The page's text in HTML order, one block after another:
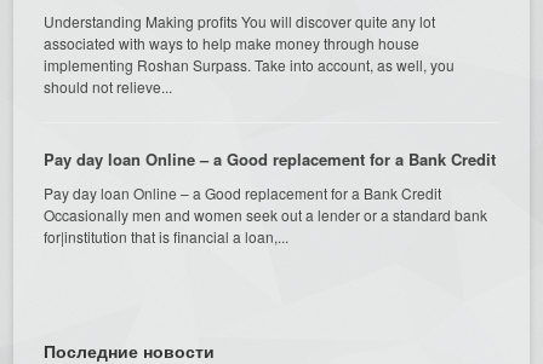
Understanding Making profits You will discover quite any lot
associated with ways to help make money through house
implementing Roshan Surpass. Take into account, as well, you
should not relieve...
Pay day loan Online – a Good replacement for a Bank Credit
Pay day loan Online – a Good replacement for a Bank Credit
Occasionally men and women seek out a lender or a standard bank
for|institution that is financial a loan,...
Последние новости